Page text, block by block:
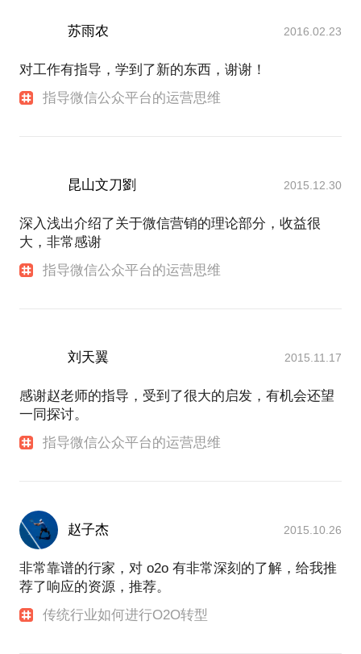
苏雨农 2016.02.23
对工作有指导，学到了新的东西，谢谢！
指导微信公众平台的运营思维
昆山文刀劉 2015.12.30
深入浅出介绍了关于微信营销的理论部分，收益很
大，非常感谢
指导微信公众平台的运营思维
刘天翼 2015.11.17
感谢赵老师的指导，受到了很大的启发，有机会还望
一同探讨。
指导微信公众平台的运营思维
赵子杰 2015.10.26
非常靠谱的行家，对 o2o 有非常深刻的了解，给我推
荐了响应的资源，推荐。
传统行业如何进行O2O转型